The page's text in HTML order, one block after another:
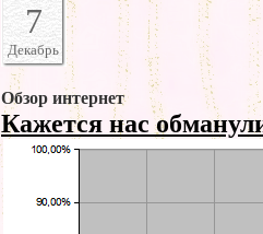
7
Декабрь
Обзор интернет
Кажется нас